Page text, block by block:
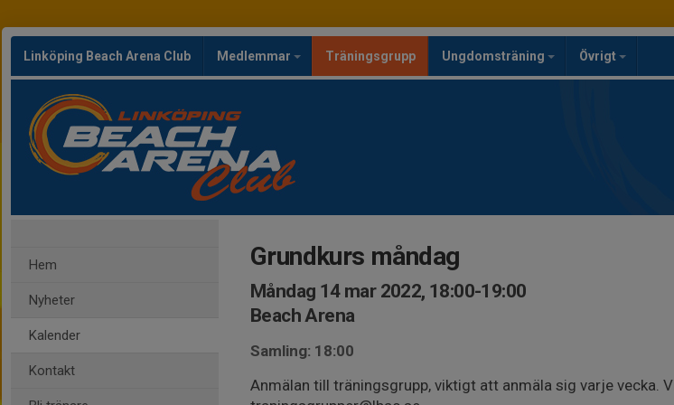
Linköping Beach Arena Club Medlemmar Träningsgrupp Ungdomsträning Övrigt
Hem
Nyheter
Kalender
Kontakt
Grundkurs måndag
Måndag 14 mar 2022, 18:00-19:00
Beach Arena
Samling: 18:00
Anmälan till träningsgrupp, viktigt att anmäla sig varje vecka.